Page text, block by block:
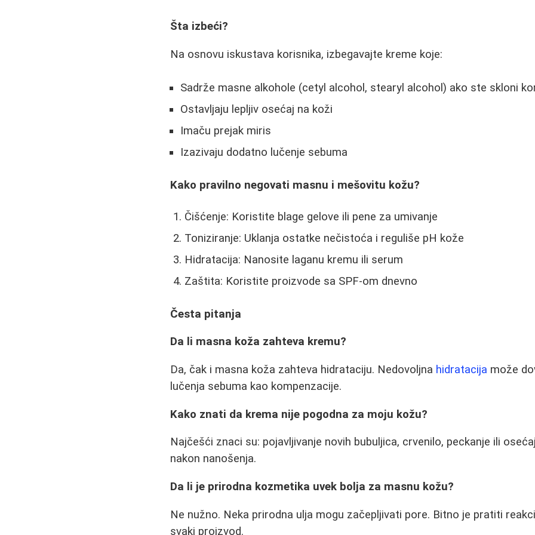
Šta izbeći?
Na osnovu iskustava korisnika, izbegavajte kreme koje:
Sadrže masne alkohole (cetyl alcohol, stearyl alcohol) ako ste skloni
Ostavljaju lepljiv osećaj na koži
Imaču prejak miris
Izazivaju dodatno lučenje sebuma
Kako pravilno negovati masnu i mešovitu kožu?
Čišćenje: Koristite blage gelove ili pene za umivanje
Toniziranje: Uklanja ostatke nečistoća i reguliše pH kože
Hidratacija: Nanosite laganu kremu ili serum
Zaštita: Koristite proizvode sa SPF-om dnevno
Česta pitanja
Da li masna koža zahteva kremu?
Da, čak i masna koža zahteva hidrataciju. Nedovoljna hidratacija može
lučenja sebuma kao kompenzacije.
Kako znati da krema nije pogodna za moju kožu?
Najčešći znaci su: pojavljivanje novih bubuljica, crvenilo, peckanje ili
nakon nanošenja.
Da li je prirodna kozmetika uvek bolja za masnu kožu?
Ne nužno. Neka prirodna ulja mogu začepljivati pore. Bitno je pratiti
svaki proizvod.